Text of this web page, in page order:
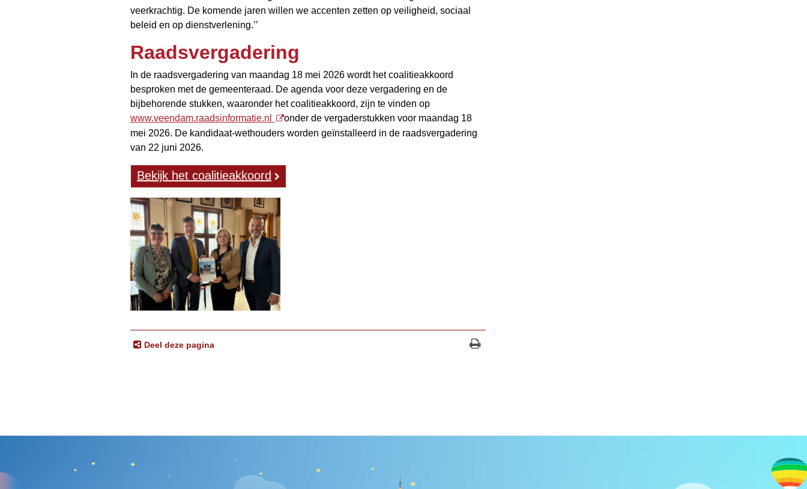
veerkrachtig. De komende jaren willen we accenten zetten op veiligheid, sociaal
beleid en op dienstverlening.’’
Raadsvergadering
In de raadsvergadering van maandag 18 mei 2026 wordt het coalitieakkoord
besproken met de gemeenteraad. De agenda voor deze vergadering en de
bijbehorende stukken, waaronder het coalitieakkoord, zijn te vinden op
www.veendam.raadsinformatie.nl
onder de vergaderstukken voor maandag 18
mei 2026. De kandidaat-wethouders worden geïnstalleerd in de raadsvergadering
van 22 juni 2026.
Bekijk het coalitieakkoord
Deel deze pagina